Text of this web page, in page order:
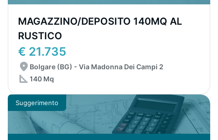
MAGAZZINO/DEPOSITO 140MQ AL
RUSTICO
€ 21.735
Bolgare (BG) - Via Madonna Dei Campi 2
140 Mq
Suggerimento